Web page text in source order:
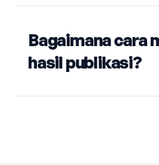
Bagaimana cara
hasil publikasi?